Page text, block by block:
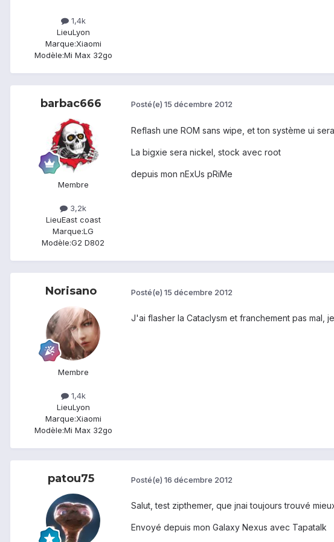
1,4k
LieuLyon
Marque:Xiaomi
Modèle:Mi Max 32go
barbac666
Membre
3,2k
LieuEast coast
Marque:LG
Modèle:G2 D802
Posté(e) 15 décembre 2012
Reflash une ROM sans wipe, et ton système ui
La bigxie sera nickel, stock avec root
depuis mon nExUs pRiMe
Norisano
Membre
1,4k
LieuLyon
Marque:Xiaomi
Modèle:Mi Max 32go
Posté(e) 15 décembre 2012
J'ai flasher la Cataclysm et franchement pas mal,
patou75 Posté(e) 16 décembre 2012
Salut, test zipthemer, que jnai toujours trouvé
Envoyé depuis mon Galaxy Nexus avec Tapatalk